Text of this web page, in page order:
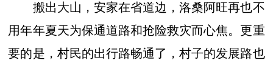
搬出大山，安家在省道边，洛桑阿旺再也不
用年年夏天为保通道路和抢险救灾而心焦。更重
要的是，村民的出行路畅通了，村子的发展路也